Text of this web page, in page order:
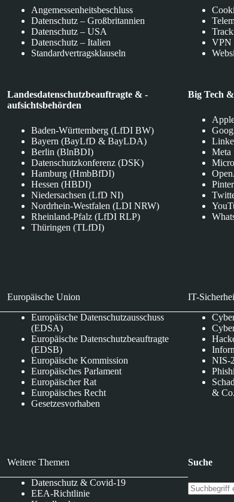
Angemessenheitsbeschluss
Datenschutz – Großbritannien
Datenschutz – USA
Datenschutz – Italien
Standardvertragsklauseln
Landesdatenschutzbeauftragte & -
aufsichtsbehörden
Baden-Württemberg (LfDI BW)
Bayern (BayLfD & BayLDA)
Berlin (BlnBDI)
Datenschutzkonferenz (DSK)
Hamburg (HmbBfDI)
Hessen (HBDI)
Niedersachsen (LfD NI)
Nordrhein-Westfalen (LDI NRW)
Rheinland-Pfalz (LfDI RLP)
Thüringen (TLfDI)
VPN
Big Tech
Meta
Europäische Union
Europäische Datenschutzausschuss
(EDSA)
Europäische Datenschutzbeauftragte
(EDSB)
Europäische Kommission
Europäisches Parlament
Europäischer Rat
Europäisches Recht
Gesetzesvorhaben
IT-
NIS-
&
Weitere Themen
Datenschutz & Covid-19
EEA-Richtlinie
Suche